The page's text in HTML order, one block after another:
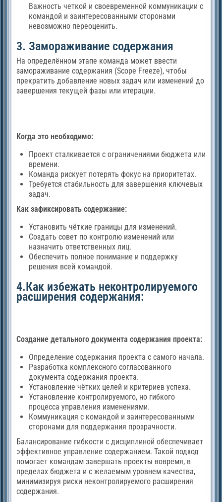
Важность четкой и своевременной коммуникации с
командой и заинтересованными сторонами
невозможно переоценить.
3. Замораживание содержания
На определённом этапе команда может ввести
замораживание содержания (Scope Freeze), чтобы
прекратить добавление новых задач или изменений до
завершения текущей фазы или итерации.
Когда это необходимо:
Проект сталкивается с ограничениями бюджета или
времени.
Команда рискует потерять фокус на приоритетах.
Требуется стабильность для завершения ключевых
задач.
Как зафиксировать содержание:
Установить чёткие границы для изменений.
Создать совет по контролю изменений или
назначить ответственных лиц.
Обеспечить полное понимание и поддержку
решения всей командой.
4.Как избежать неконтролируемого
расширения содержания:
Создание детального документа содержания проекта:
Определение содержания проекта с самого начала.
Разработка комплексного согласованного
документа содержания проекта.
Установление чётких целей и критериев успеха.
Установление контролируемого, но гибкого
процесса управления изменениями.
Коммуникация с командой и заинтересованными
сторонами для поддержания прозрачности.
Балансирование гибкости с дисциплиной обеспечивает
эффективное управление содержанием. Такой подход
помогает командам завершать проекты вовремя, в
пределах бюджета и с желаемым уровнем качества,
минимизируя риски неконтролируемого расширения
содержания.